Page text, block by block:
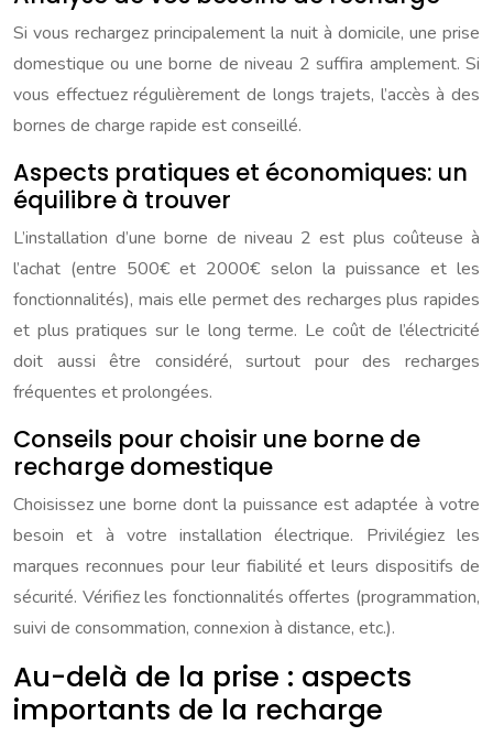
Si vous rechargez principalement la nuit à domicile, une prise
domestique ou une borne de niveau 2 suffira amplement. Si
vous effectuez régulièrement de longs trajets, l’accès à des
bornes de charge rapide est conseillé.
Aspects pratiques et économiques: un
équilibre à trouver
L’installation d’une borne de niveau 2 est plus coûteuse à
l’achat (entre 500€ et 2000€ selon la puissance et les
fonctionnalités), mais elle permet des recharges plus rapides
et plus pratiques sur le long terme. Le coût de l’électricité
doit aussi être considéré, surtout pour des recharges
fréquentes et prolongées.
Conseils pour choisir une borne de
recharge domestique
Choisissez une borne dont la puissance est adaptée à votre
besoin et à votre installation électrique. Privilégiez les
marques reconnues pour leur fiabilité et leurs dispositifs de
sécurité. Vérifiez les fonctionnalités offertes (programmation,
suivi de consommation, connexion à distance, etc.).
Au-delà de la prise : aspects
importants de la recharge